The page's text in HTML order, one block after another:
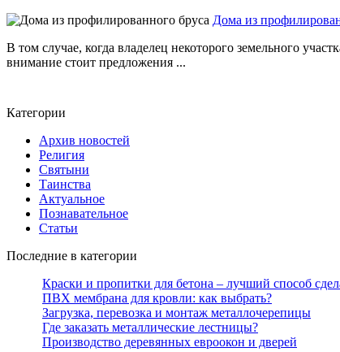
Дома из
В том случае, когда владелец некоторого земельного
внимание стоит предложения ...
Категории
Архив новостей
Религия
Святыни
Таинства
Актуальное
Познавательное
Статьи
Последние в категории
Краски и пропитки для бетона – лучший способ
ПВХ мембрана для кровли: как выбрать?
Загрузка, перевозка и монтаж металлочерепицы
Где заказать металлические лестницы?
Производство деревянных евроокон и дверей